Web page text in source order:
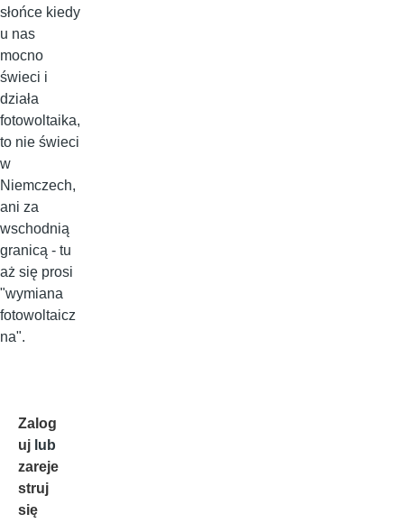
słońce kiedy
u nas
mocno
świeci i
działa
fotowoltaika,
to nie świeci
w
Niemczech,
ani za
wschodnią
granicą - tu
aż się prosi
"wymiana
fotowoltaicz
na".
Zalog
uj lub
zareje
struj
się